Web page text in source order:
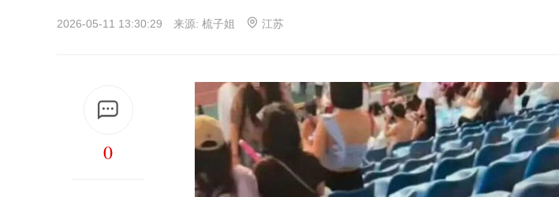
2026-05-11 13:30:29 来源: 梳子姐 江苏
0